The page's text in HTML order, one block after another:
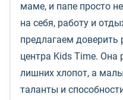
маме, и папе просто
на себя, работу и
предлагаем доверить
центра Kids Time. Она
лишних хлопот, а
таланты и